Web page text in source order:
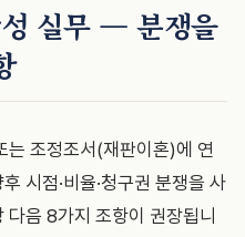
성 실무 — 분쟁을
는 조정조서(재판이혼)에 연
시점·비율·청구권 분쟁을 사
음 8가지 조항이 권장됩니